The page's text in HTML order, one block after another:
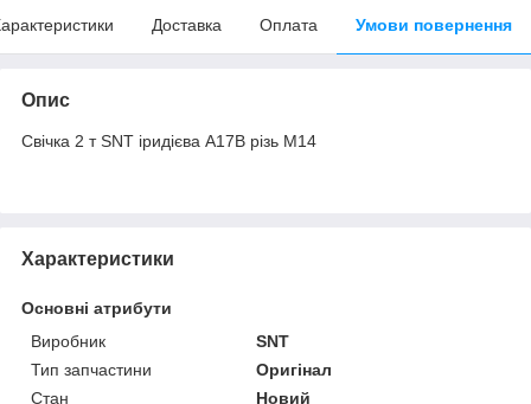
Доставка Оплата Умови повернення
Опис
Свічка 2 т SNT іридієва A17B різь М14
Характеристики
Основні атрибути
Виробник
SNT
Тип запчастини
Оригінал
Стан
Новий